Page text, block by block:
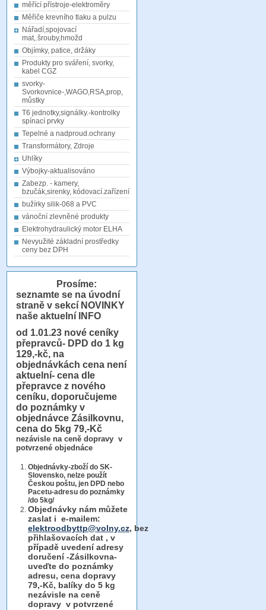
měřící přístroje-elektroměry
Měřiče krevního tlaku a pulzu
Nářadí,spojovací
mat,.šrouby,hmožd
Objímky, patice, držáky
Produkty pro sváření, svorky,
kabel CGZ
svorky-
Svorkovnice-,WAGO,RSA,prop,
můstky
T6 jednotky,signálky.-kontrolky
spínací prvky
Tepelné a nadproud.ochrany
Transformátory, Zdroje
Uhlíky
Výbojky-aktualisováno
Zabezp. - kamery,
bzučák,sirenky, kódovací.zařízení
bužírky silik-068 a PVC
vánoční zlevněné produkty
Elektrohydraulický motor ELHA
Nevyužité základní prostředky
ceny bez DPH
Prosíme:
seznamte se na úvodní
straně v sekcí NOVINKY
naše aktuelní INFO
od 1.01.23 nové ceníky
přepravců- DPD do 1 kg
129,-kč, na
objednávkách cena není
aktuelní- cena dle
přepravce z nového
ceníku, doporučujeme
do poznámky v
objednávce Zásilkovnu,
cena do 5kg 79,-Kč
nezávisle na ceně dopravy v
potvrzené objednáce
Objednávky-zboží do SK-
Slovensko, nelze použít
Českou poštu, jen DPD nebo
Pacetu-adresu do poznámky
/do 5kg/
Objednávky nám můžete
zaslat i e-mailem:
elektroodbyttp@volny.cz, bez
přihlašovacích dat , v
případě uvedení adresy
doručení -Zásilkovna-
uveďte do poznámky
adresu, cena dopravy
79,-Kč, balíky do 5 kg
nezávisle na ceně
dopravy v potvrzené